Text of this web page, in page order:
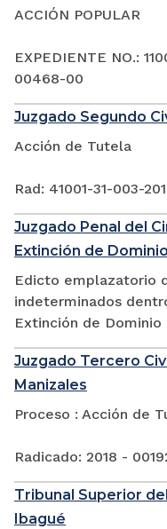
ACCIÓN POPULAR
EXPEDIENTE NO.:
00468-00
Juzgado Segundo
Acción de Tutela
Rad: 41001-31-003-
Juzgado Penal del
Extinción de
Edicto emplazatorio
indeterminados
Extinción de Dominio
Juzgado Tercero
Manizales
Proceso : Acción de
Radicado: 2018 -
Tribunal Superior
Ibagué